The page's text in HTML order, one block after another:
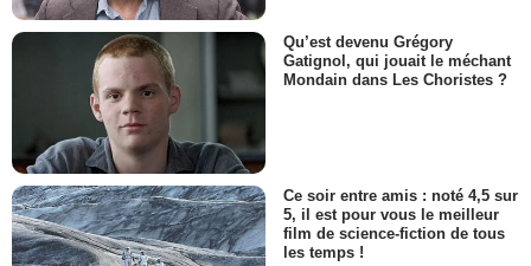
Qu’est devenu Grégory
Gatignol, qui jouait le méchant
Mondain dans Les Choristes ?
Ce soir entre amis : noté 4,5 sur
5, il est pour vous le meilleur
film de science-fiction de tous
les temps !